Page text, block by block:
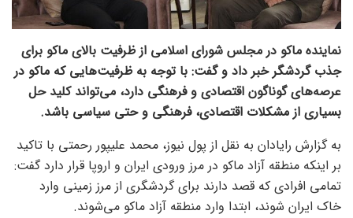
نماینده ماکو در مجلس شورای اسلامی از ظرفیت بالای ماکو برای
جذب گردشگر خبر داد و گفت: با توجه به ظرفیت‌هایی که ماکو در
عرصه‌های گوناگون اقتصادی و فرهنگی دارد، می‌تواند کلید حل
بسیاری از مشکلات اقتصادی، فرهنگی و حتی سیاسی باشد.
به گزارش رایادان به نقل از پول نیوز، محمد علیپور رحمتی با تاکید
بر اینکه منطقه آزاد ماکو در مرز ورودی ایران و اروپا قرار دارد گفت:
تمامی افرادی که قصد دارند برای گردشگری از مرز زمینی وارد
خاک ایران شوند، ابتدا وارد منطقه آزاد ماکو می‌شوند.